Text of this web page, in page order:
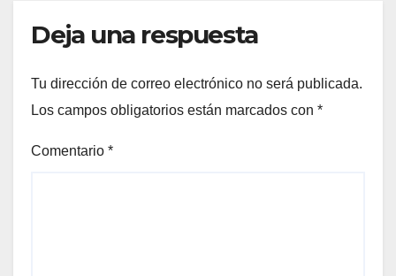
Deja una respuesta
Tu dirección de correo electrónico no será publicada.
Los campos obligatorios están marcados con *
Comentario *